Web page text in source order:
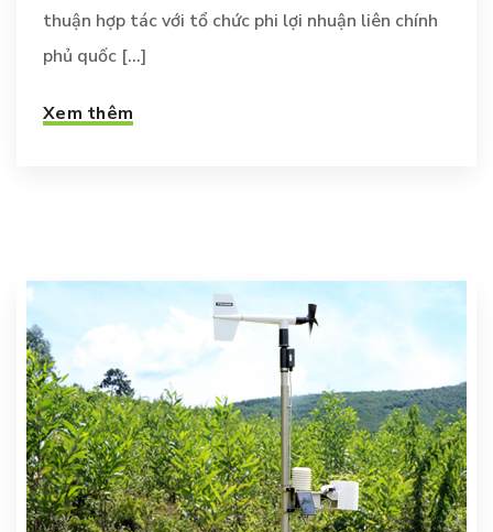
thuận hợp tác với tổ chức phi lợi nhuận liên chính
phủ quốc [...]
Xem thêm